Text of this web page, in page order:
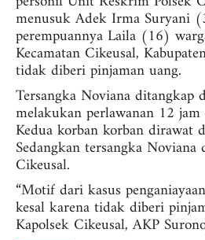
menusuk Adek Irma Suryani
perempuannya Laila (16)
Kecamatan Cikeusal,
tidak diberi pinjaman uang.
Tersangka Noviana ditangkap
melakukan perlawanan 12 jam
Kedua korban korban dirawat
Sedangkan tersangka
Cikeusal.
“Motif dari kasus
kesal karena tidak diberi
Kapolsek Cikeusal, AKP